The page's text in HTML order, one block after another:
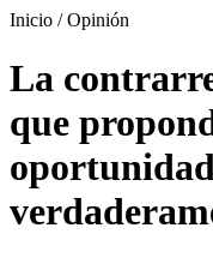
Inicio / Opinión
La
que